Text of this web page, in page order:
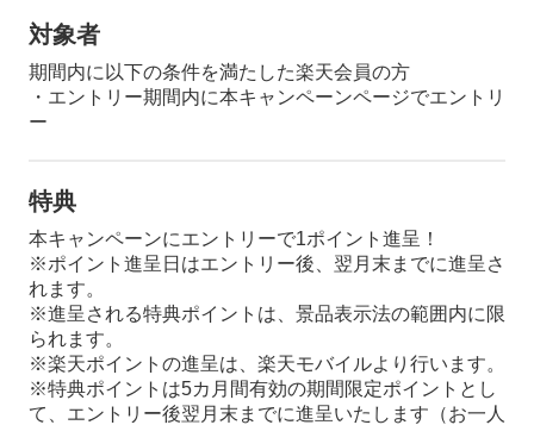
対象者
期間内に以下の条件を満たした楽天会員の方
・エントリー期間内に本キャンペーンページでエントリ
ー
特典
本キャンペーンにエントリーで1ポイント進呈！
※ポイント進呈日はエントリー後、翌月末までに進呈さ
れます。
※進呈される特典ポイントは、景品表示法の範囲内に限
られます。
※楽天ポイントの進呈は、楽天モバイルより行います。
※特典ポイントは5カ月間有効の期間限定ポイントとし
て、エントリー後翌月末までに進呈いたします（お一人